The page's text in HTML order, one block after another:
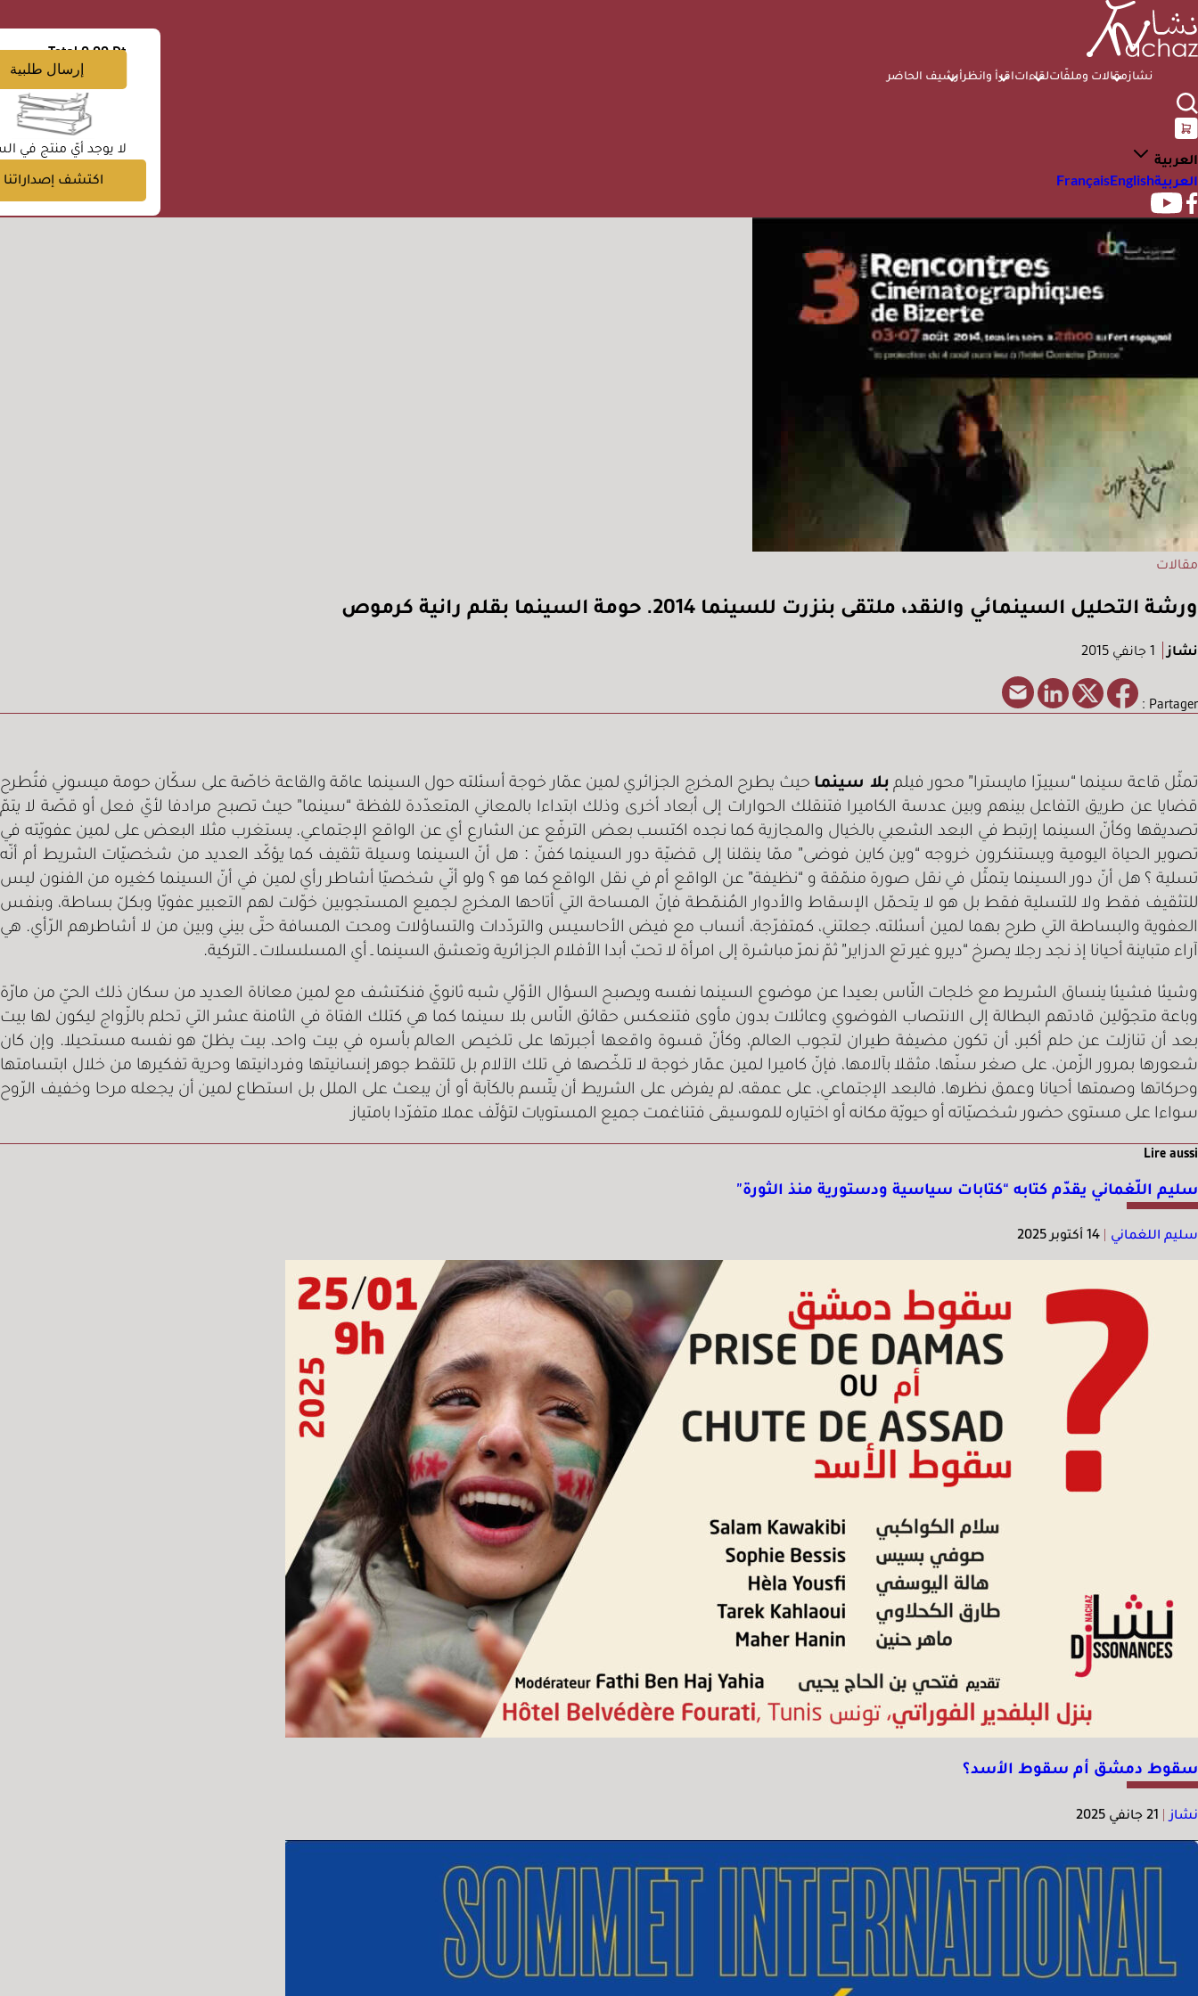
نشازمقالات وملفّاتلقاءاتاقرأ وانظرأرشيف الحاضر
لا يوجد أيّ منتج في
اكتشف إصداراتنا
Total 0.00 Dt
إرسال طلبية
العربية
العربية
FrançaisEnglish
مقالات
ورشة التحليل السينمائي والنقد، ملتقى بنزرت للسينما 2014. حومة السينما بقلم رانية كرموص
نشاز 1 جانفي 2015
Partager :
تمثّل قاعة سينما “سييرّا مايسترا” محور فيلم بلا سينما حيث يطرح المخرج الجزائري لمين عمّار خوجة أسئلته حول السينما عامّة والقاعة خاصّة على سكّان حومة ميسوني فتُطرح
قضايا عن طريق التفاعل بينهم وبين عدسة الكاميرا فتنقلك الحوارات إلى أبعاد أخرى وذلك ابتداءا بالمعاني المتعدّدة للفظة “سينما” حيث تصبح مرادفا لأيّ فعل أو قصّة لا يتمّ
تصديقها وكأنّ السينما إرتبط في البعد الشعبي بالخيال والمجازية كما نجده اكتسب بعض الترفّع عن الشارع أي عن الواقع الإجتماعي. يستغرب مثلا البعض على لمين عفويّته في
تصوير الحياة اليومية ويستنكرون خروجه “وين كاين فوضى” ممّا ينقلنا إلى قضيّة دور السينما كفنّ : هل أنّ السينما وسيلة تثقيف كما يؤكّد العديد من شخصيّات الشريط أم أنّه
تسلية ؟ هل أنّ دور السينما يتمثّل في نقل صورة منمّقة و “نظيفة” عن الواقع أم في نقل الواقع كما هو ؟ ولو أنّي شخصيّا أشاطر رأي لمين في أنّ السينما كغيره من الفنون ليس
للتثقيف فقط ولا للتسلية فقط بل هو لا يتحمّل الإسقاط والأدوار المُنمّطة فإنّ المساحة التي أتاحها المخرج لجميع المستجوبين خوّلت لهم التعبير عفويّا وبكلّ بساطة، وبنفس
العفوية والبساطة التي طرح بهما لمين أسئلته، جعلتني، كمتفرّجة، أنساب مع فيض الأحاسيس والتردّدات والتساؤلات ومحت المسافة حتّى بيني وبين من لا أشاطرهم الرّأي. هي
آراء متباينة أحيانا إذ نجد رجلا يصرخ “ديرو غير تع الدزاير” ثمّ نمرّ مباشرة إلى امرأة لا تحبّ أبدا الأفلام الجزائرية وتعشق السينما ـ أي المسلسلات ـ التركية.
وشيئا فشيئا ينساق الشريط مع خلجات النّاس بعيدا عن موضوع السينما نفسه ويصبح السؤال الأوّلي شبه ثانويّ فنكتشف مع لمين معاناة العديد من سكان ذلك الحيّ من مارّة
وباعة متجوّلين قادتهم البطالة إلى الانتصاب الفوضوي وعائلات بدون مأوى فتنعكس حقائق النّاس بلا سينما كما هي كتلك الفتاة في الثامنة عشر التي تحلم بالزّواج ليكون لها بيت
بعد أن تنازلت عن حلم أكبر، أن تكون مضيفة طيران لتجوب العالم، وكأنّ قسوة واقعها أجبرتها على تلخيص العالم بأسره في بيت واحد، بيت يظلّ هو نفسه مستحيلا. وإن كان
شعورها بمرور الزّمن، على صغر سنّها، مثقلا بآلامها، فإنّ كاميرا لمين عمّار خوجة لا تلخّصها في تلك الآلام بل تلتقط جوهر إنسانيتها وفردانيتها وحرية تفكيرها من خلال ابتسامتها
وحركاتها وصمتها أحيانا وعمق نظرها. فالبعد الإجتماعي، على عمقه، لم يفرض على الشريط أن يتّسم بالكآبة أو أن يبعث على الملل بل استطاع لمين أن يجعله مرحا وخفيف الرّوح
سواءا على مستوى حضور شخصيّاته أو حيويّة مكانه أو اختياره للموسيقى فتناغمت جميع المستويات لتؤلّف عملا متفرّدا بامتياز
Lire aussi
سليم اللّغماني يقدّم كتابه “كتابات سياسية ودستورية منذ الثورة”
سليم اللغماني | 14 أكتوبر 2025
سقوط دمشق أم سقوط الأسد؟
نشاز | 21 جانفي 2025